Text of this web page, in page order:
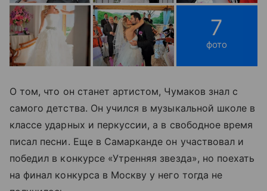
7
фото
О том, что он станет артистом, Чумаков знал с
самого детства. Он учился в музыкальной школе в
классе ударных и перкуссии, а в свободное время
писал песни. Еще в Самарканде он участвовал и
победил в конкурсе «Утренняя звезда», но поехать
на финал конкурса в Москву у него тогда не